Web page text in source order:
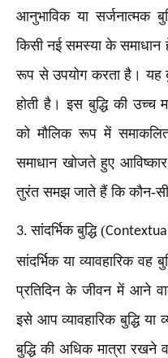
आनुभाविक या सर्जनात्मक
किसी नई समस्या के समाधान
रूप से उपयोग करता है। यह
होती है। इस बुद्धि की उच्च
को मौलिक रूप में
समाधान खोजते हुए
तुरंत समझ जाते हैं कि कौन-सी
3.सांदर्भिक बुद्धि (
सांदर्भिक या व्यावहारिक वह
प्रतिदिन के जीवन में आने
इसे आप व्यावहारिक बुद्धि
बुद्धि की अधिक मात्रा रखने